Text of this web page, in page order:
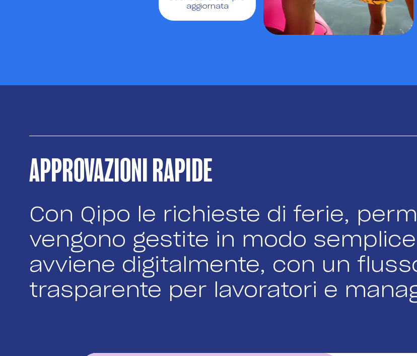
aggiornata
APPROVAZIONI RAPIDE
Con Qipo le richieste di ferie,
vengono gestite in modo
avviene digitalmente, con un
trasparente per lavoratori e